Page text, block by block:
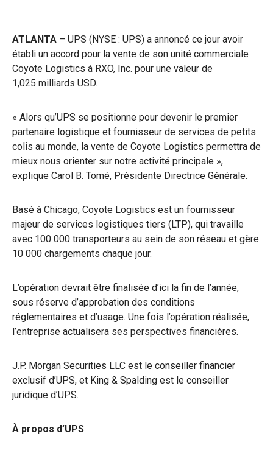
ATLANTA – UPS (NYSE : UPS) a annoncé ce jour avoir
établi un accord pour la vente de son unité commerciale
Coyote Logistics à RXO, Inc. pour une valeur de
1,025 milliards USD.
« Alors qu’UPS se positionne pour devenir le premier
partenaire logistique et fournisseur de services de petits
colis au monde, la vente de Coyote Logistics permettra de
mieux nous orienter sur notre activité principale »,
explique Carol B. Tomé, Présidente Directrice Générale.
Basé à Chicago, Coyote Logistics est un fournisseur
majeur de services logistiques tiers (LTP), qui travaille
avec 100 000 transporteurs au sein de son réseau et gère
10 000 chargements chaque jour.
L’opération devrait être finalisée d’ici la fin de l’année,
sous réserve d’approbation des conditions
réglementaires et d’usage. Une fois l’opération réalisée,
l’entreprise actualisera ses perspectives financières.
J.P. Morgan Securities LLC est le conseiller financier
exclusif d’UPS, et King & Spalding est le conseiller
juridique d’UPS.
À propos d’UPS